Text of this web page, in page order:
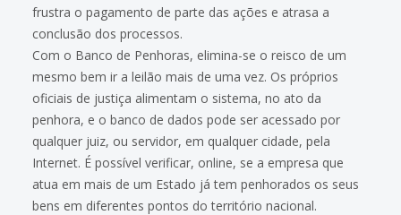
frustra o pagamento de parte das ações e atrasa a
conclusão dos processos.
Com o Banco de Penhoras, elimina-se o reisco de um
mesmo bem ir a leilão mais de uma vez. Os próprios
oficiais de justiça alimentam o sistema, no ato da
penhora, e o banco de dados pode ser acessado por
qualquer juiz, ou servidor, em qualquer cidade, pela
Internet. É possível verificar, online, se a empresa que
atua em mais de um Estado já tem penhorados os seus
bens em diferentes pontos do território nacional.